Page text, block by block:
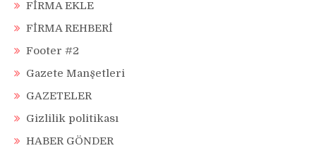
FİRMA EKLE
FİRMA REHBERİ
Footer #2
Gazete Manşetleri
GAZETELER
Gizlilik politikası
HABER GÖNDER